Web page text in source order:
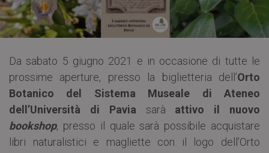
Da sabato 5 giugno 2021 e in occasione di tutte le
prossime aperture, presso la biglietteria dell’Orto
Botanico del Sistema Museale di Ateneo
dell’Università di Pavia sarà attivo il nuovo
bookshop, presso il quale sarà possibile acquistare
libri naturalistici e magliette con il logo dell’Orto